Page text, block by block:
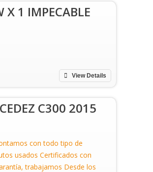
X 1 IMPECABLE
View Details
C300 2015
con todo tipo de
usados Certificados con
trabajamos Desde los